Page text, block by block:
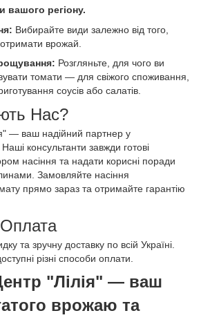
вашого регіону.
Вибирайте види залежно від того,
врожай.
Розгляньте, для чого ви
томати — для свіжого споживання,
соусів або салатів.
Нас?
— ваш надійний партнер у
консультанти завжди готові
насіння та надати корисні поради
Замовляйте насіння
прямо зараз та отримайте гарантію
та зручну доставку по всій Україні.
різні способи оплати.
"Лілія" — ваш
врожаю та